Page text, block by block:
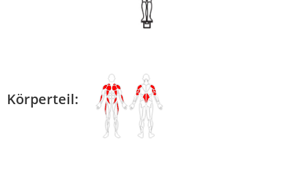
Körperteil: